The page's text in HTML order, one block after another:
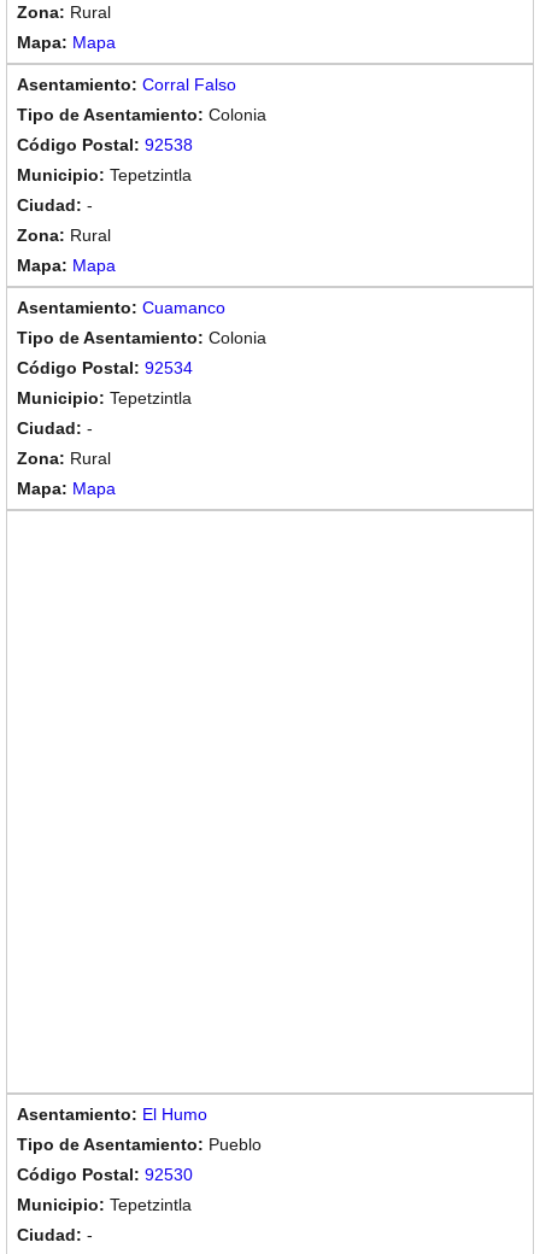
Rural
Mapa
Corral Falso
Colonia
92538
Tepetzintla
-
Rural
Mapa
Cuamanco
Colonia
92534
Tepetzintla
-
Rural
Mapa
El Humo
Pueblo
92530
Tepetzintla
-